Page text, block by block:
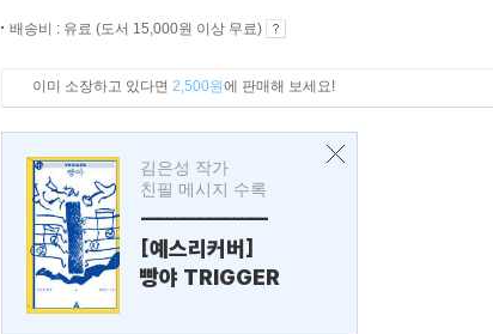
배송비 : 유료 (도서 15,000원 이상 무료)
이미 소장하고 있다면 2,500원에 판매해 보세요!
김은성 작가
친필 메시지 수록
---------------
[예스리커버]
빵야 TRIGGER